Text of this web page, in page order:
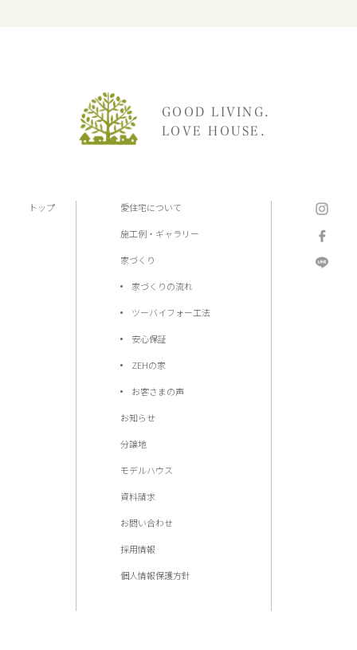
GOOD LIVING.
LOVE HOUSE.
トップ 愛住宅について
施工例・ギャラリー
家づくり
家づくりの流れ
ツーバイフォー工法
安心保証
ZEHの家
お客さまの声
お知らせ
分譲地
モデルハウス
資料請求
お問い合わせ
採用情報
個人情報保護方針